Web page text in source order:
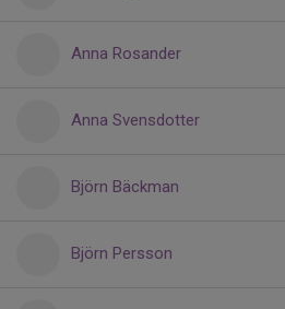
Anna Rosander
Anna Svensdotter
Björn Bäckman
Björn Persson